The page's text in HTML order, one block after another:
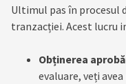
Ultimul pas în procesul
tranzacției. Acest lucru
Obținerea
evaluare, veți